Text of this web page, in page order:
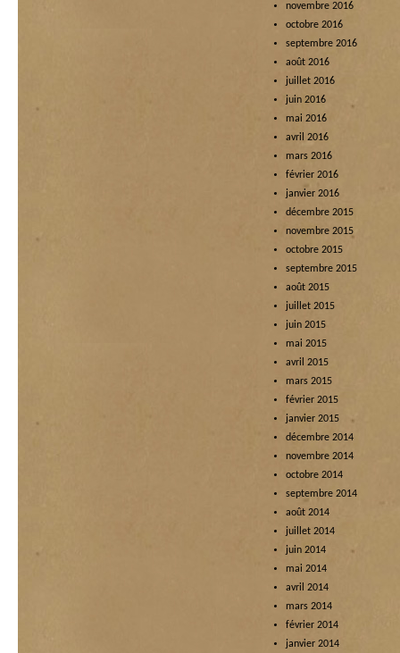
novembre 2016
octobre 2016
septembre 2016
août 2016
juillet 2016
juin 2016
mai 2016
avril 2016
mars 2016
février 2016
janvier 2016
décembre 2015
novembre 2015
octobre 2015
septembre 2015
août 2015
juillet 2015
juin 2015
mai 2015
avril 2015
mars 2015
février 2015
janvier 2015
décembre 2014
novembre 2014
octobre 2014
septembre 2014
août 2014
juillet 2014
juin 2014
mai 2014
avril 2014
mars 2014
février 2014
janvier 2014